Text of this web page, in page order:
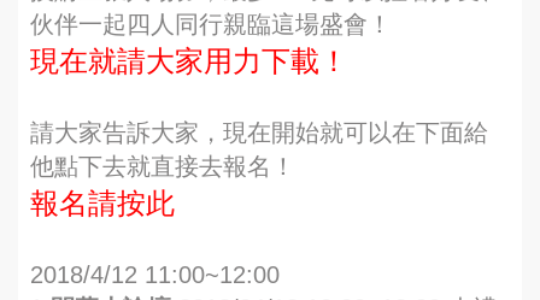
伙伴一起四人同行親臨這場盛會！
現在就請大家用力下載！
請大家告訴大家，現在開始就可以在下面給
他點下去就直接去報名！
報名請按此
2018/4/12 11:00~12:00